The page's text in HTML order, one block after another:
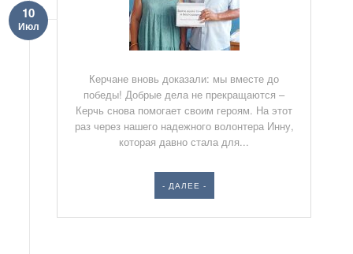
10
Июл
Керчане вновь доказали: мы вместе до
победы! Добрые дела не прекращаются –
Керчь снова помогает своим героям. На этот
раз через нашего надежного волонтера Инну,
которая давно стала для...
- ДАЛЕЕ -